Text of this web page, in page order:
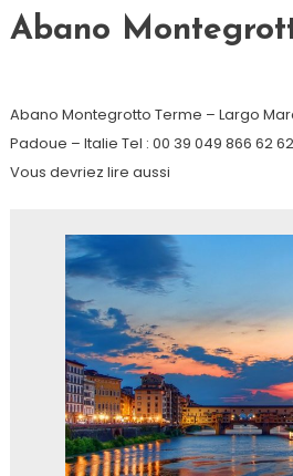
Abano
Abano Montegrotto Terme – Largo
Padoue – Italie Tel : 00 39 049 866 62 62
Vous devriez lire aussi